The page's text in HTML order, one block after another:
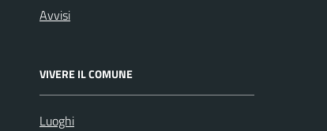
Avvisi
VIVERE IL COMUNE
Luoghi